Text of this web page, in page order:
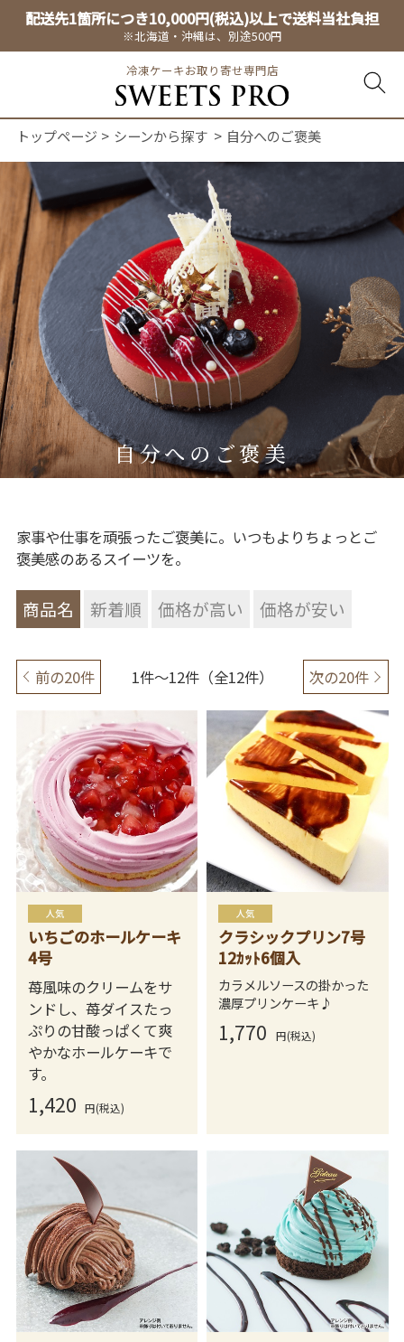
配送先1箇所につき10,000円(税込)以上で送料当社負担
※北海道・沖縄は、別途500円
冷凍ケーキお取り寄せ専門店
トップページ シーンから探す 自分へのご褒美
自分へのご褒美
家事や仕事を頑張ったご褒美に。いつもよりちょっとご
褒美感のあるスイーツを。
商品名 新着順 価格が高い 価格が安い
前の20件 1件～12件（全12件） 次の20件
いちごのホールケーキ
4号
苺風味のクリームをサ
ンドし、苺ダイスたっ
ぷりの甘酸っぱくて爽
やかなホールケーキで
す。
1,420 円(税込)
クラシックプリン7号
12ｶｯﾄ6個入
カラメルソースの掛かった
濃厚プリンケーキ♪
1,770 円(税込)